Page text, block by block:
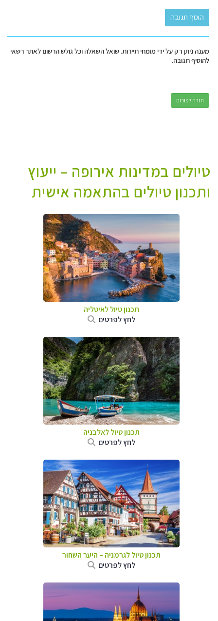
מענה ניתן רק על ידי מומחי תיירות. שואל השאלה וכל גולש הרשום לאתר רשאי
להוסיף תגובה.
חזרה לפורום
טיולים במדינות אירופה – ייעוץ
ותכנון טיולים בהתאמה אישית
תכנון טיול לאיטליה
לחץ לפרטים
תכנון טיול לאלבניה
לחץ לפרטים
תכנון טיול לגרמניה – היער השחור
לחץ לפרטים